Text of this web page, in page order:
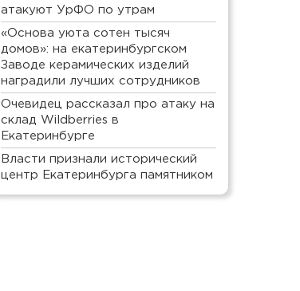
атакуют УрФО по утрам
«Основа уюта сотен тысяч
домов»: на екатеринбургском
Заводе керамических изделий
наградили лучших сотрудников
Очевидец рассказал про атаку на
склад Wildberries в
Екатеринбурге
Власти признали исторический
центр Екатеринбурга памятником